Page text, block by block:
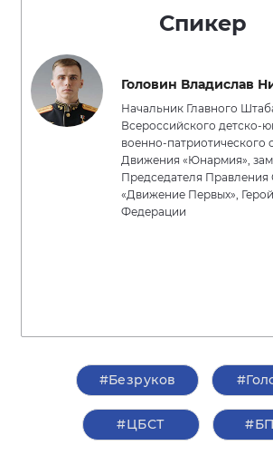
Спикер
Головин Владислав
Начальник Главного
Всероссийского детско-
военно-патриотического
Движения «Юнармия»,
Председателя
«Движение Первых»,
Федерации
#Безруков
#ЦБСТ